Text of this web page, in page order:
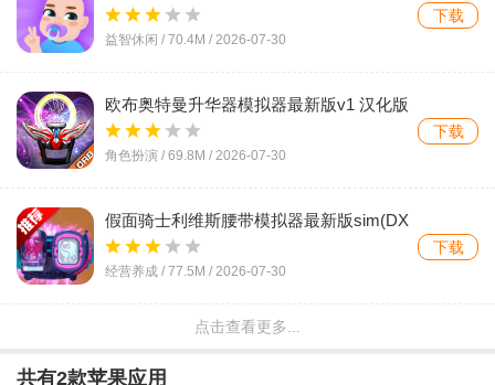
益智休闲 / 70.4M / 2026-07-30
下载
欧布奥特曼升华器模拟器最新版v1 汉化版
角色扮演 / 69.8M / 2026-07-30
下载
假面骑士利维斯腰带模拟器最新版sim(DX
REVICE)v1.9 手机版
经营养成 / 77.5M / 2026-07-30
下载
feelfpv模拟器手机版v1.7.1 安卓版
点击查看更多...
共有2款苹果应用